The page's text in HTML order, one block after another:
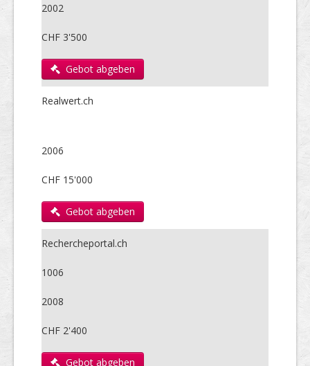
2002
CHF 3'500
Gebot abgeben
Realwert.ch
2006
CHF 15'000
Gebot abgeben
Rechercheportal.ch
1006
2008
CHF 2'400
Gebot abgeben